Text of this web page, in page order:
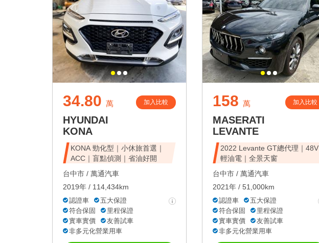
34.80 萬 加入比較
HYUNDAI
KONA
KONA 勁化型｜小休旅首選｜
ACC｜盲點偵測｜省油好開
台中市 / 萬通汽車
2019年 / 114,434km
認證車
五大保證
符合保固
里程保證
實車實價
友善試車
非多元化營業用車
158 萬 加入比較
MASERATI
LEVANTE
2022 Levante GT總代理｜48V
輕油電｜全景天窗
台中市 / 萬通汽車
2021年 / 51,000km
認證車
五大保證
符合保固
里程保證
實車實價
友善試車
非多元化營業用車